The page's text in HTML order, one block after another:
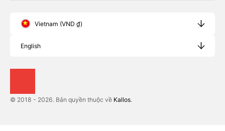
Vietnam (VND ₫)
English
© 2018 - 2026. Bản quyền thuộc về Kallos.